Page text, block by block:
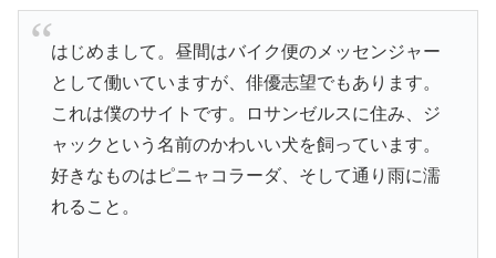
はじめまして。昼間はバイク便のメッセンジャー
として働いていますが、俳優志望でもあります。
これは僕のサイトです。ロサンゼルスに住み、ジ
ャックという名前のかわいい犬を飼っています。
好きなものはピニャコラーダ、そして通り雨に濡
れること。